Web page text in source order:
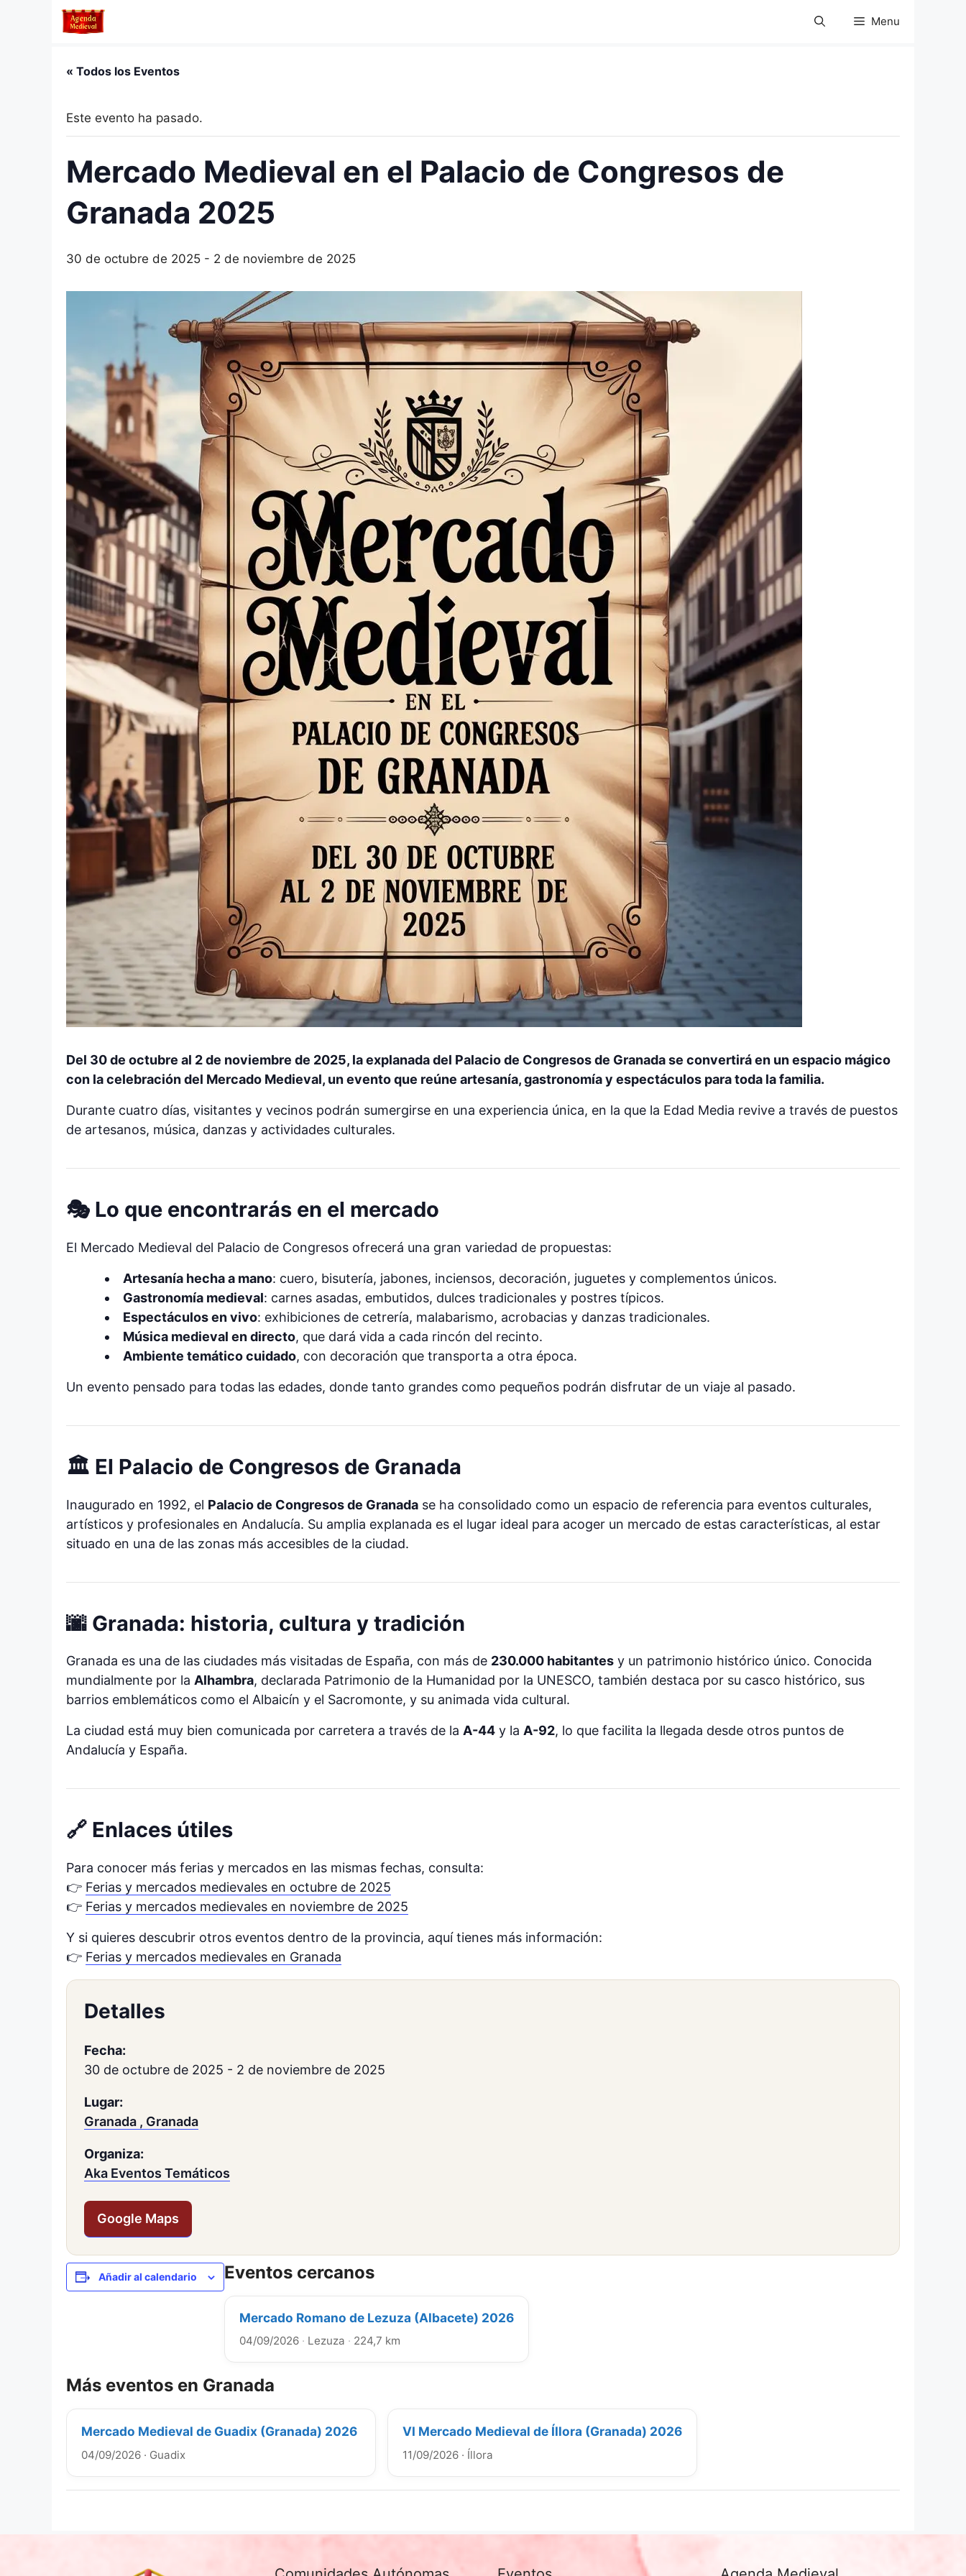
Menu
« Todos los Eventos
Este evento ha pasado.
Mercado Medieval en el Palacio de Congresos de
Granada 2025
30 de octubre de 2025 - 2 de noviembre de 2025
Del 30 de octubre al 2 de noviembre de 2025, la explanada del Palacio de Congresos de Granada se convertirá en un espacio mágico
con la celebración del Mercado Medieval, un evento que reúne artesanía, gastronomía y espectáculos para toda la familia.
Durante cuatro días, visitantes y vecinos podrán sumergirse en una experiencia única, en la que la Edad Media revive a través de puestos
de artesanos, música, danzas y actividades culturales.
🎭 Lo que encontrarás en el mercado
El Mercado Medieval del Palacio de Congresos ofrecerá una gran variedad de propuestas:
Artesanía hecha a mano: cuero, bisutería, jabones, inciensos, decoración, juguetes y complementos únicos.
Gastronomía medieval: carnes asadas, embutidos, dulces tradicionales y postres típicos.
Espectáculos en vivo: exhibiciones de cetrería, malabarismo, acrobacias y danzas tradicionales.
Música medieval en directo, que dará vida a cada rincón del recinto.
Ambiente temático cuidado, con decoración que transporta a otra época.
Un evento pensado para todas las edades, donde tanto grandes como pequeños podrán disfrutar de un viaje al pasado.
🏛️ El Palacio de Congresos de Granada
Inaugurado en 1992, el Palacio de Congresos de Granada se ha consolidado como un espacio de referencia para eventos culturales,
artísticos y profesionales en Andalucía. Su amplia explanada es el lugar ideal para acoger un mercado de estas características, al estar
situado en una de las zonas más accesibles de la ciudad.
🌆 Granada: historia, cultura y tradición
Granada es una de las ciudades más visitadas de España, con más de 230.000 habitantes y un patrimonio histórico único. Conocida
mundialmente por la Alhambra, declarada Patrimonio de la Humanidad por la UNESCO, también destaca por su casco histórico, sus
barrios emblemáticos como el Albaicín y el Sacromonte, y su animada vida cultural.
La ciudad está muy bien comunicada por carretera a través de la A-44 y la A-92, lo que facilita la llegada desde otros puntos de
Andalucía y España.
🔗 Enlaces útiles
Para conocer más ferias y mercados en las mismas fechas, consulta:
👉 Ferias y mercados medievales en octubre de 2025
👉 Ferias y mercados medievales en noviembre de 2025
Y si quieres descubrir otros eventos dentro de la provincia, aquí tienes más información:
👉 Ferias y mercados medievales en Granada
Detalles
Fecha:
30 de octubre de 2025 - 2 de noviembre de 2025
Lugar:
Granada , Granada
Organiza:
Aka Eventos Temáticos
Google Maps
Añadir al calendario Eventos cercanos
Mercado Romano de Lezuza (Albacete) 2026
04/09/2026 · Lezuza · 224,7 km
Más eventos en Granada
Mercado Medieval de Guadix (Granada) 2026
04/09/2026 · Guadix
VI Mercado Medieval de Íllora (Granada) 2026
11/09/2026 · Íllora